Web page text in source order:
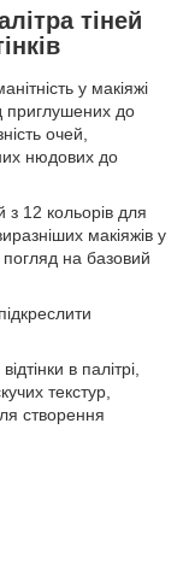
тіней
у макіяжі
приглушених до
очей,
нюдових до
з 12 кольорів для
макіяжів у
погляд на базовий
в палітрі,
текстур,
створення